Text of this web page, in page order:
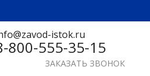
istok.ru
800-555-35-15
ЗАКАЗАТЬ ЗВОНОК